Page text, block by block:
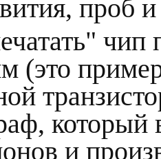
проб
(это
который
и